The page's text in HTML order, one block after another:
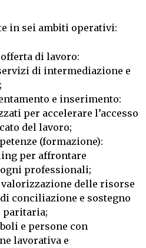
in sei ambiti operativi:
di lavoro:
di intermediazione e
e inserimento:
per accelerare l’accesso
del lavoro;
(formazione):
per affrontare
professionali;
delle risorse
conciliazione e sostegno
paritaria;
e persone con
lavorativa e